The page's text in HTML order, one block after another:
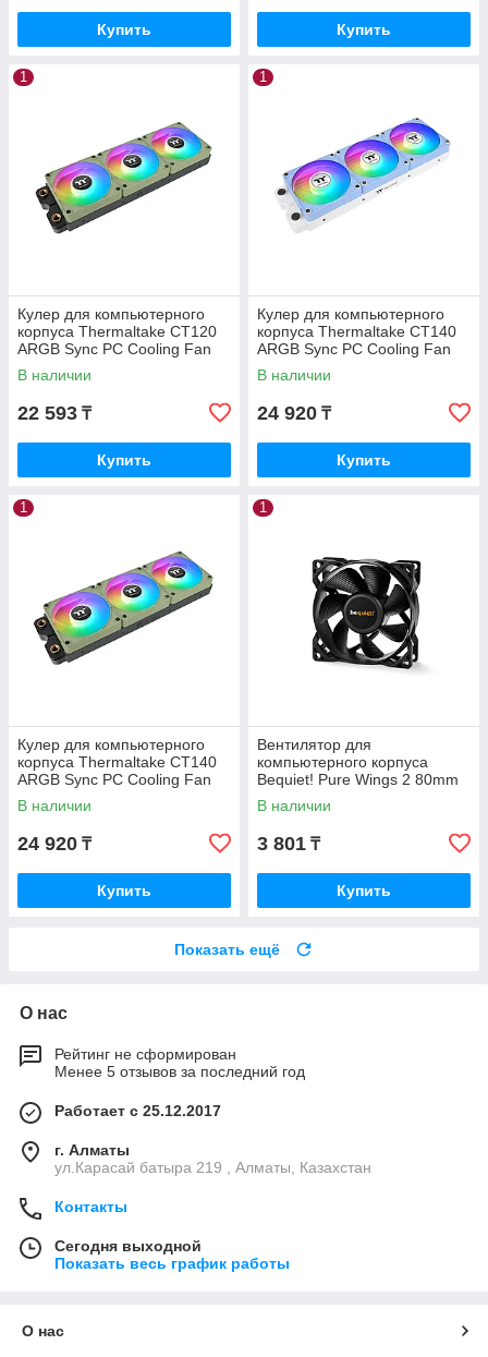
Купить Купить
1
Кулер для компьютерного
корпуса Thermaltake CT120
ARGB Sync PC Cooling Fan
Matcha Green (3 pack)
В наличии
22 593 ₸
Купить
1
Кулер для компьютерного
корпуса Thermaltake CT140
ARGB Sync PC Cooling Fan
Hydrangea Blue (3 pack)
В наличии
24 920 ₸
Купить
1
Кулер для компьютерного
корпуса Thermaltake CT140
ARGB Sync PC Cooling Fan
Matcha Green (3 pack)
В наличии
24 920 ₸
Купить
1
Вентилятор для
компьютерного корпуса
Bequiet! Pure Wings 2 80mm
PWM BL037
В наличии
3 801 ₸
Купить
Показать ещё
О нас
Рейтинг не сформирован
Менее 5 отзывов за последний год
Работает с 25.12.2017
г. Алматы
ул.Карасай батыра 219 , Алматы, Казахстан
Контакты
Сегодня выходной
Показать весь график работы
О нас